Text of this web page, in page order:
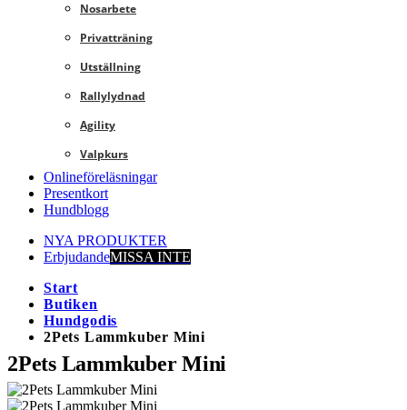
Nosarbete
Privatträning
Utställning
Rallylydnad
Agility
Valpkurs
Onlineföreläsningar
Presentkort
Hundblogg
NYA PRODUKTER
ErbjudandeMISSA INTE
Start
Butiken
Hundgodis
2Pets Lammkuber Mini
2Pets Lammkuber Mini